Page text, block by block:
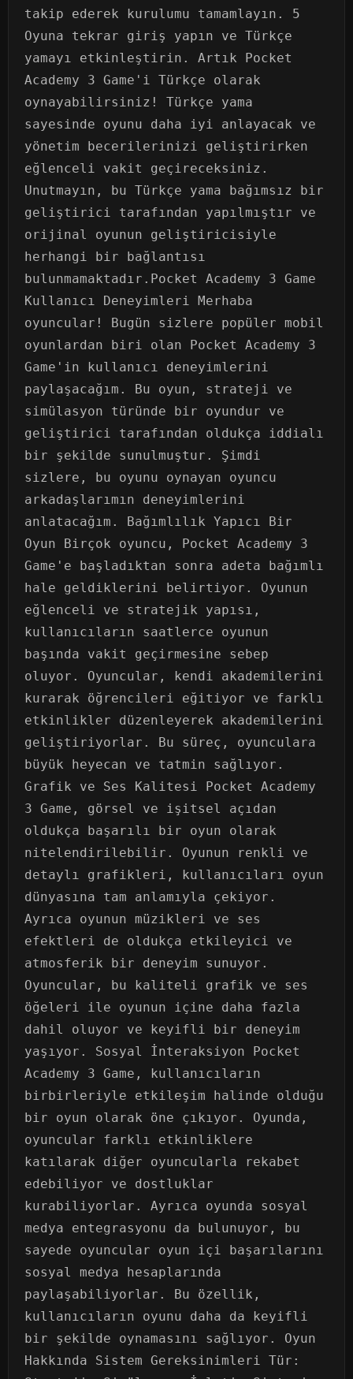
takip ederek kurulumu tamamlayın. 5
Oyuna tekrar giriş yapın ve Türkçe
yamayı etkinleştirin. Artık Pocket
Academy 3 Game'i Türkçe olarak
oynayabilirsiniz! Türkçe yama
sayesinde oyunu daha iyi anlayacak ve
yönetim becerilerinizi geliştirirken
eğlenceli vakit geçireceksiniz.
Unutmayın, bu Türkçe yama bağımsız bir
geliştirici tarafından yapılmıştır ve
orijinal oyunun geliştiricisiyle
herhangi bir bağlantısı
bulunmamaktadır.Pocket Academy 3 Game
Kullanıcı Deneyimleri Merhaba
oyuncular! Bugün sizlere popüler mobil
oyunlardan biri olan Pocket Academy 3
Game'in kullanıcı deneyimlerini
paylaşacağım. Bu oyun, strateji ve
simülasyon türünde bir oyundur ve
geliştirici tarafından oldukça iddialı
bir şekilde sunulmuştur. Şimdi
sizlere, bu oyunu oynayan oyuncu
arkadaşlarımın deneyimlerini
anlatacağım. Bağımlılık Yapıcı Bir
Oyun Birçok oyuncu, Pocket Academy 3
Game'e başladıktan sonra adeta bağımlı
hale geldiklerini belirtiyor. Oyunun
eğlenceli ve stratejik yapısı,
kullanıcıların saatlerce oyunun
başında vakit geçirmesine sebep
oluyor. Oyuncular, kendi akademilerini
kurarak öğrencileri eğitiyor ve farklı
etkinlikler düzenleyerek akademilerini
geliştiriyorlar. Bu süreç, oyunculara
büyük heyecan ve tatmin sağlıyor.
Grafik ve Ses Kalitesi Pocket Academy
3 Game, görsel ve işitsel açıdan
oldukça başarılı bir oyun olarak
nitelendirilebilir. Oyunun renkli ve
detaylı grafikleri, kullanıcıları oyun
dünyasına tam anlamıyla çekiyor.
Ayrıca oyunun müzikleri ve ses
efektleri de oldukça etkileyici ve
atmosferik bir deneyim sunuyor.
Oyuncular, bu kaliteli grafik ve ses
öğeleri ile oyunun içine daha fazla
dahil oluyor ve keyifli bir deneyim
yaşıyor. Sosyal İnteraksiyon Pocket
Academy 3 Game, kullanıcıların
birbirleriyle etkileşim halinde olduğu
bir oyun olarak öne çıkıyor. Oyunda,
oyuncular farklı etkinliklere
katılarak diğer oyuncularla rekabet
edebiliyor ve dostluklar
kurabiliyorlar. Ayrıca oyunda sosyal
medya entegrasyonu da bulunuyor, bu
sayede oyuncular oyun içi başarılarını
sosyal medya hesaplarında
paylaşabiliyorlar. Bu özellik,
kullanıcıların oyunu daha da keyifli
bir şekilde oynamasını sağlıyor. Oyun
Hakkında Sistem Gereksinimleri Tür: